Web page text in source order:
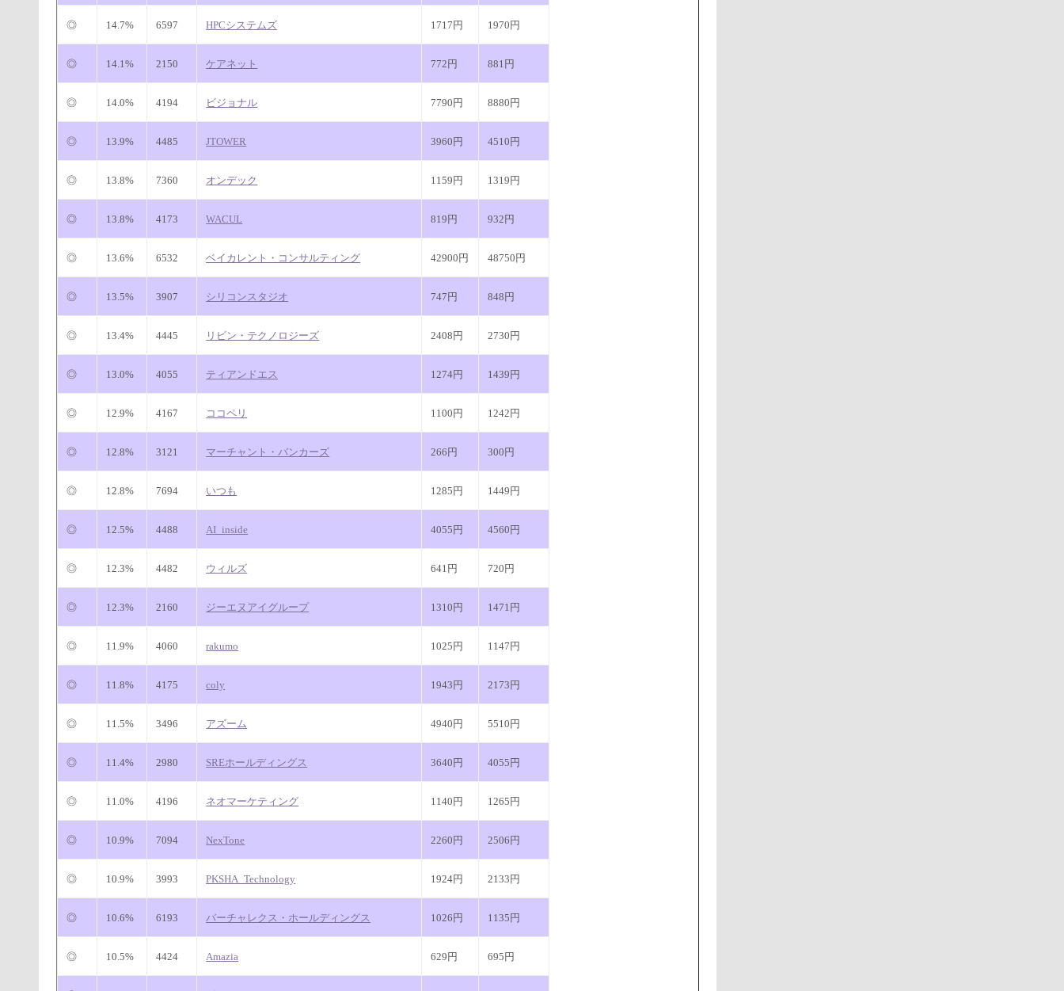
◎ 14.7% 6597 HPCシステムズ 1717円 1970円
◎ 14.1% 2150 ケアネット 772円 881円
◎ 14.0% 4194 ビジョナル 7790円 8880円
◎ 13.9% 4485 JTOWER 3960円 4510円
◎ 13.8% 7360 オンデック 1159円 1319円
◎ 13.8% 4173 WACUL 819円 932円
◎ 13.6% 6532 ベイカレント・コンサルティング 42900円 48750円
◎ 13.5% 3907 シリコンスタジオ 747円 848円
◎ 13.4% 4445 リビン・テクノロジーズ 2408円 2730円
◎ 13.0% 4055 ティアンドエス 1274円 1439円
◎ 12.9% 4167 ココペリ 1100円 1242円
◎ 12.8% 3121 マーチャント・バンカーズ 266円 300円
◎ 12.8% 7694 いつも 1285円 1449円
◎ 12.5% 4488 AI_inside 4055円 4560円
◎ 12.3% 4482 ウィルズ 641円 720円
◎ 12.3% 2160 ジーエヌアイグループ 1310円 1471円
◎ 11.9% 4060 rakumo 1025円 1147円
◎ 11.8% 4175 coly 1943円 2173円
◎ 11.5% 3496 アズーム 4940円 5510円
◎ 11.4% 2980 SREホールディングス 3640円 4055円
◎ 11.0% 4196 ネオマーケティング 1140円 1265円
◎ 10.9% 7094 NexTone 2260円 2506円
◎ 10.9% 3993 PKSHA_Technology 1924円 2133円
◎ 10.6% 6193 バーチャレクス・ホールディングス 1026円 1135円
◎ 10.5% 4424 Amazia 629円 695円